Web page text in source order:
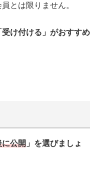
とは限りません。
け付ける」がおすすめ
に公開 」を選びましょ